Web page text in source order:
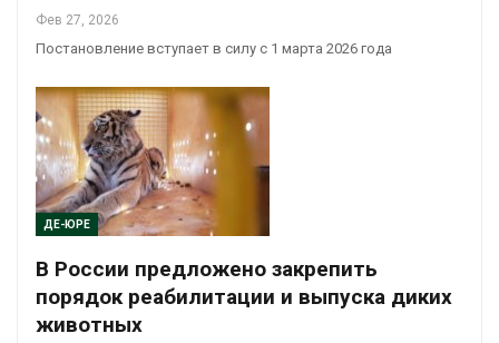
Фев 27, 2026
Постановление вступает в силу с 1 марта 2026 года
ДЕ-ЮРЕ
В России предложено закрепить
порядок реабилитации и выпуска диких
животных